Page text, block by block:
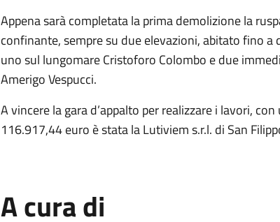
Appena sarà completata la prima demolizione la
confinante, sempre su due elevazioni, abitato fino
uno sul lungomare Cristoforo Colombo e due
Amerigo Vespucci.
A vincere la gara d’appalto per realizzare i lavori,
116.917,44 euro è stata la Lutiviem s.r.l. di San
A cura di